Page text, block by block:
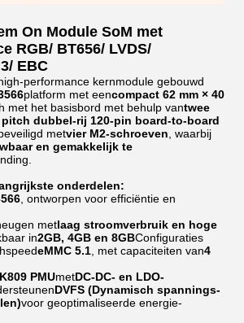
On Module SoM met
RGB/ BT656/ LVDS/
EBC
performance kernmodule gebouwd
platform met eencompact 62 mm × 40
met het basisbord met behulp vantwee
pitch dubbel-rij 120-pin board-to-board
metvier M2-schroeven , waarbij
en gemakkelijk te
onderdelen:
, ontworpen voor efficiëntie en
metlaag stroomverbruik en hoge
in2GB, 4GB en 8GBConfiguraties
eMMC 5.1 , met capaciteiten van4
PMUmetDC-DC- en LDO-
DVFS (Dynamisch spannings-
voor geoptimaliseerde energie-